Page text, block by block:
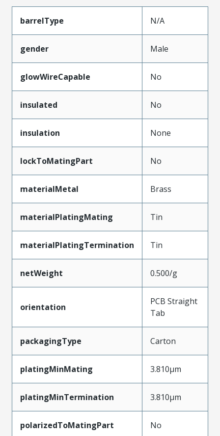
barrelType N/A
gender Male
glowWireCapable No
insulated No
insulation None
lockToMatingPart No
materialMetal Brass
materialPlatingMating Tin
materialPlatingTermination Tin
netWeight 0.500/g
orientation
PCB Straight
Tab
packagingType Carton
platingMinMating 3.810µm
platingMinTermination 3.810µm
polarizedToMatingPart No